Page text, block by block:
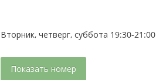
Вторник, четверг, суббота 19:30-21:00
Показать номер